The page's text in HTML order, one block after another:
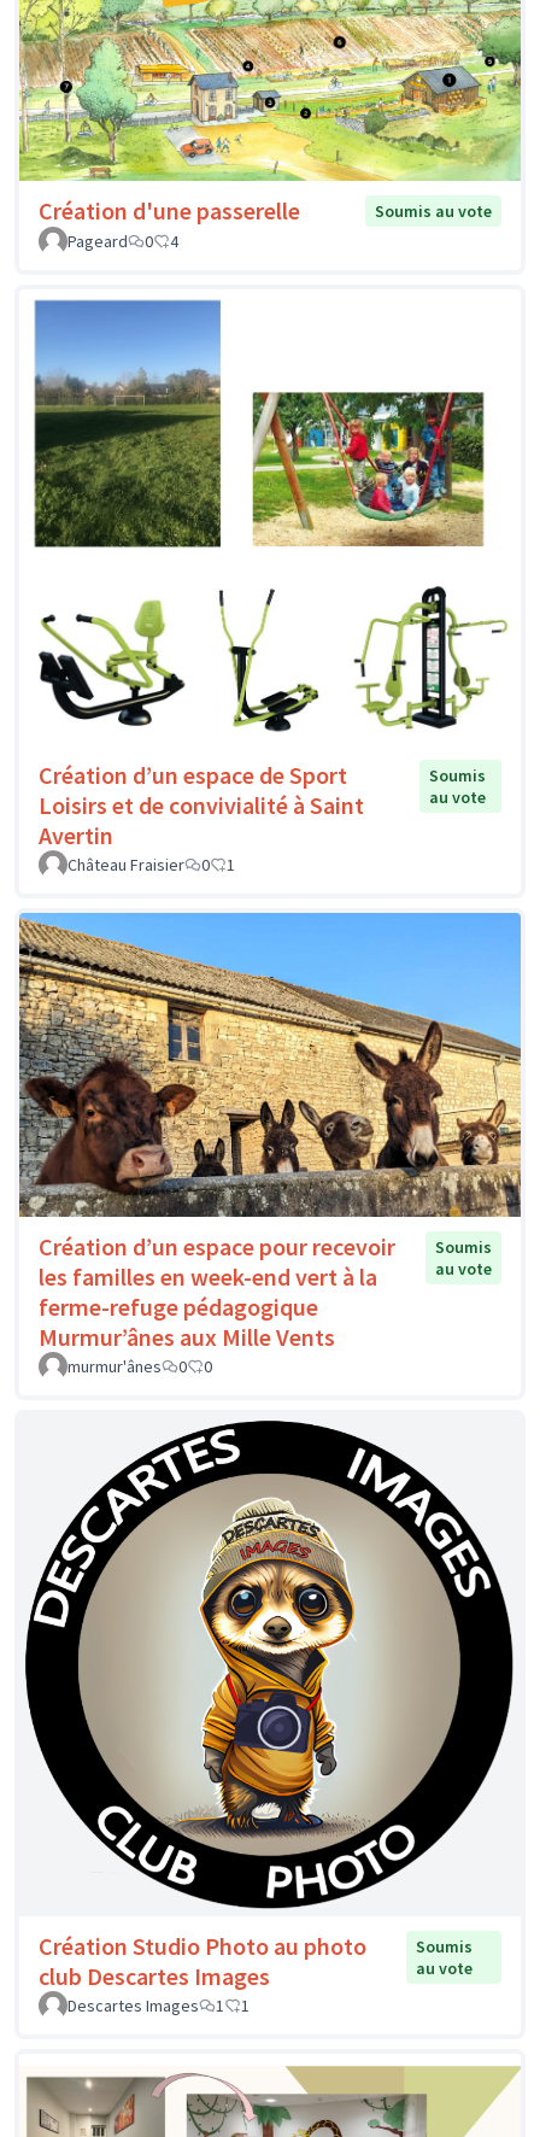
Création d'une passerelle
Soumis au vote
Pageard
0 4
Création d’un espace de Sport
Loisirs et de convivialité à Saint
Avertin
Soumis
au vote
Château Fraisier 0 1
Création d’un espace pour recevoir
les familles en week-end vert à la
ferme-refuge pédagogique
Murmur’ânes aux Mille Vents
Soumis
au vote
murmur'ânes 0 0
Création Studio Photo au photo
club Descartes Images
Soumis
au vote
Descartes Images
1 1